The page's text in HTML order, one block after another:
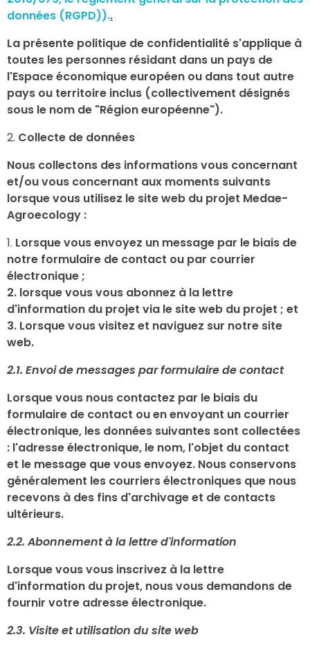
données (RGPD))..
La présente politique de confidentialité s'applique à
toutes les personnes résidant dans un pays de
l'Espace économique européen ou dans tout autre
pays ou territoire inclus (collectivement désignés
sous le nom de "Région européenne").
Collecte de données
Nous collectons des informations vous concernant
et/ou vous concernant aux moments suivants
lorsque vous utilisez le site web du projet Medae-
Agroecology :
Lorsque vous envoyez un message par le biais de
notre formulaire de contact ou par courrier
électronique ;
2. lorsque vous vous abonnez à la lettre
d'information du projet via le site web du projet ; et
3. Lorsque vous visitez et naviguez sur notre site
web.
2.1. Envoi de messages par formulaire de contact
Lorsque vous nous contactez par le biais du
formulaire de contact ou en envoyant un courrier
électronique, les données suivantes sont collectées
: l'adresse électronique, le nom, l'objet du contact
et le message que vous envoyez. Nous conservons
généralement les courriers électroniques que nous
recevons à des fins d'archivage et de contacts
ultérieurs.
2.2. Abonnement à la lettre d'information
Lorsque vous vous inscrivez à la lettre
d'information du projet, nous vous demandons de
fournir votre adresse électronique.
2.3. Visite et utilisation du site web